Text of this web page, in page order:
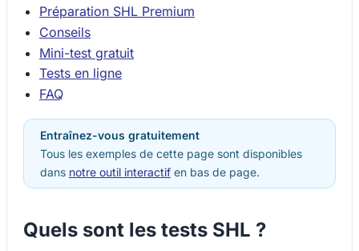
Préparation SHL Premium
Conseils
Mini-test gratuit
Tests en ligne
FAQ
Entraînez-vous gratuitement
Tous les exemples de cette page sont disponibles
dans notre outil interactif en bas de page.
Quels sont les tests SHL ?